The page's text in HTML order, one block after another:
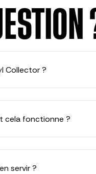
Collector ?
cela fonctionne ?
servir ?